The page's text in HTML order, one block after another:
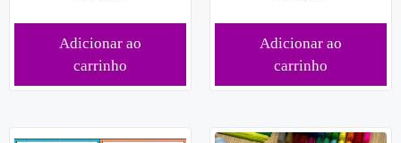
Adicionar ao
carrinho
Adicionar ao
carrinho